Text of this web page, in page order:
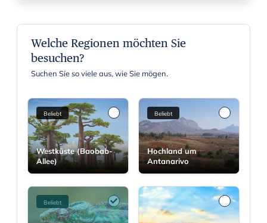
Welche Regionen möchten Sie
besuchen?
Suchen Sie so viele aus, wie Sie mögen.
Beliebt
Westküste (Baobab-
Allee)
Beliebt
Hochland um
Antanarivo
Beliebt